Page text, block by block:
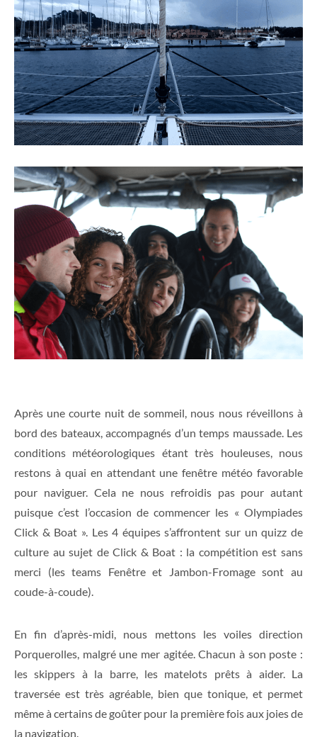
Après une courte nuit de sommeil, nous nous réveillons à
bord des bateaux, accompagnés d’un temps maussade. Les
conditions météorologiques étant très houleuses, nous
restons à quai en attendant une fenêtre météo favorable
pour naviguer. Cela ne nous refroidis pas pour autant
puisque c’est l’occasion de commencer les « Olympiades
Click & Boat ». Les 4 équipes s’affrontent sur un quizz de
culture au sujet de Click & Boat : la compétition est sans
merci (les teams Fenêtre et Jambon-Fromage sont au
coude-à-coude).
En fin d’après-midi, nous mettons les voiles direction
Porquerolles, malgré une mer agitée. Chacun à son poste :
les skippers à la barre, les matelots prêts à aider. La
traversée est très agréable, bien que tonique, et permet
même à certains de goûter pour la première fois aux joies de
la navigation.